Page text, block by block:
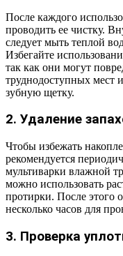
После каждого
проводить ее чистку.
следует мыть теплой
Избегайте
так как они могут
труднодоступных мест
зубную щетку.
2. Удаление
Чтобы избежать
рекомендуется
мультиварки влажной
можно использовать
протирки. После этого
несколько часов для
3. Проверка